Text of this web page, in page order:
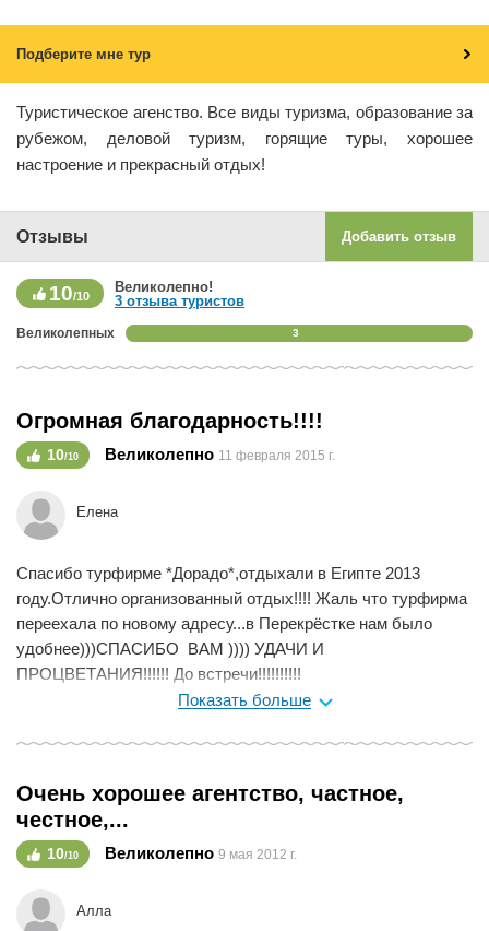
Подберите мне тур
Туристическое агенство. Все виды туризма, образование за
рубежом, деловой туризм, горящие туры, хорошее
настроение и прекрасный отдых!
Отзывы Добавить отзыв
10/10
Великолепно!
3 отзыва туристов
Великолепных 3
Огромная благодарность!!!!
10/10 Великолепно 11 февраля 2015 г.
Елена
Спасибо турфирме *Дорадо*,отдыхали в Египте 2013
году.Отлично организованный отдых!!!! Жаль что турфирма
переехала по новому адресу...в Перекрёстке нам было
удобнее)))СПАСИБО ВАМ )))) УДАЧИ И
ПРОЦВЕТАНИЯ!!!!!! До встречи!!!!!!!!!!
Показать больше
Очень хорошее агентство, частное,
честное,...
10/10 Великолепно 9 мая 2012 г.
Алла